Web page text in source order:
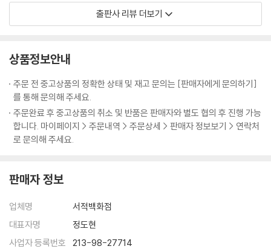
중심으로 구성
- Sentence Patterns 쉽고 활용도 높은 문장 패턴을 통해 다양한 응용
력 증강
출판사 리뷰 더보기
상품정보안내
주문 전 중고상품의 정확한 상태 및 재고 문의는 [판매자에게 문의하기]
를 통해 문의해 주세요.
주문완료 후 중고상품의 취소 및 반품은 판매자와 별도 협의 후 진행 가능
합니다. 마이페이지 > 주문내역 > 주문상세 > 판매자 정보보기 > 연락처
로 문의해 주세요.
판매자 정보
업체명
서적백화점
대표자명
정도현
사업자 등록번호
213-98-27714